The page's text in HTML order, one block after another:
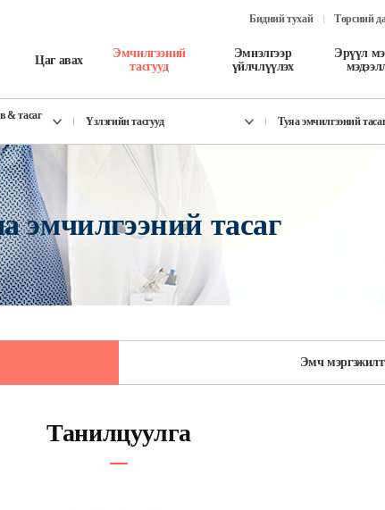
Бидний тухай Төрсний
Цаг авах
Эмчилгээний
тасгууд
Эмнэлгээр
үйлчлүүлэх
Эрүүл
& тасаг
Үзлэгийн тасгууд Туяа эмчилгээний
эмчилгээний тасаг
Эмч
Танилцуулга